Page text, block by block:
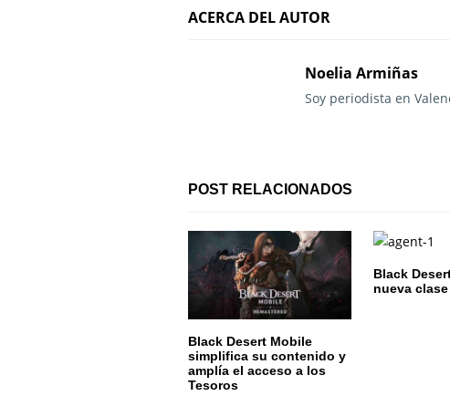
e
ó
n
d
e
e
n
t
ACERCA DEL AUTOR
Noelia Armiñas
Soy periodista en
POST RELACIONADOS
Black Desert Mobile
simplifica su contenido y
amplía el acceso a los
Tesoros
Black
nueva